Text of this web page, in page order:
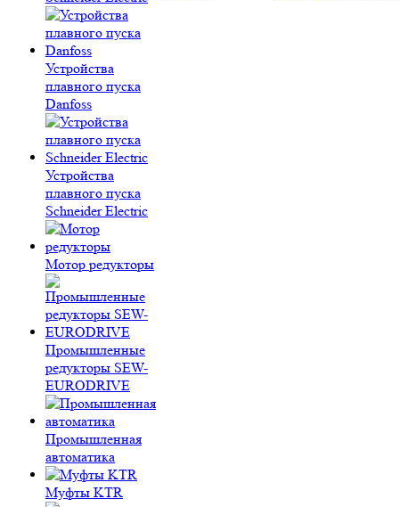
Устройства
плавного пуска
Danfoss
Устройства
плавного пуска
Schneider Electric
Мотор редукторы
Промышленные
редукторы SEW-
EURODRIVE
Промышленная
автоматика
Муфты KTR